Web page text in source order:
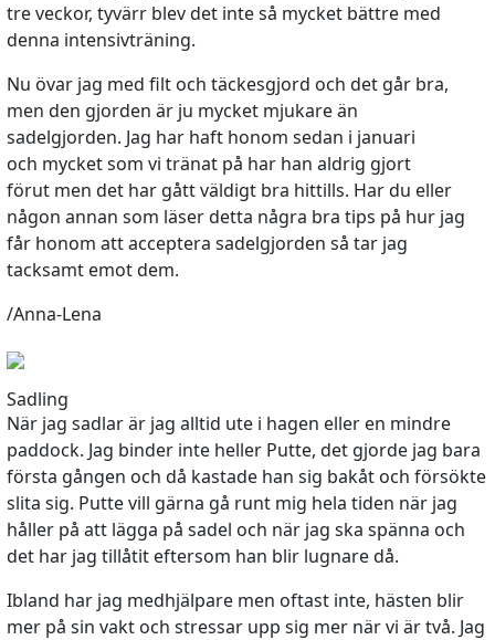
tre veckor, tyvärr blev det inte så mycket bättre med
denna intensivträning.
Nu övar jag med filt och täckesgjord och det går bra,
men den gjorden är ju mycket mjukare än
sadelgjorden. Jag har haft honom sedan i januari
och mycket som vi tränat på har han aldrig gjort
förut men det har gått väldigt bra hittills. Har du eller
någon annan som läser detta några bra tips på hur jag
får honom att acceptera sadelgjorden så tar jag
tacksamt emot dem.
/Anna-Lena
Sadling
När jag sadlar är jag alltid ute i hagen eller en mindre
paddock. Jag binder inte heller Putte, det gjorde jag bara
första gången och då kastade han sig bakåt och försökte
slita sig. Putte vill gärna gå runt mig hela tiden när jag
håller på att lägga på sadel och när jag ska spänna och
det har jag tillåtit eftersom han blir lugnare då.
Ibland har jag medhjälpare men oftast inte, hästen blir
mer på sin vakt och stressar upp sig mer när vi är två. Jag